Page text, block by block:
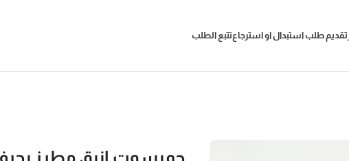
تقديم طلب استبدال او استرجاعتتبع الطلب
جمبسوت انيق مطرز